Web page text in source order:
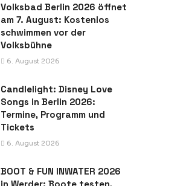
Volksbad Berlin 2026 öffnet
am 7. August: Kostenlos
schwimmen vor der
Volksbühne
6. August 2026
Candlelight: Disney Love
Songs in Berlin 2026:
Termine, Programm und
Tickets
6. August 2026
BOOT & FUN INWATER 2026
in Werder: Boote testen,